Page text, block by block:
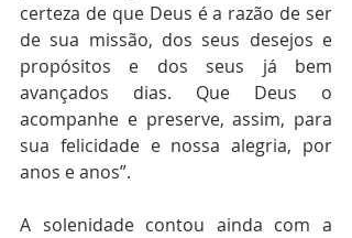
certeza de que Deus é a razão de ser
de sua missão, dos seus desejos e
propósitos e dos seus já bem
avançados dias. Que Deus o
acompanhe e preserve, assim, para
sua felicidade e nossa alegria, por
anos e anos”.
A solenidade contou ainda com a